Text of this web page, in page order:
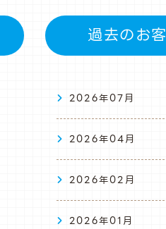
過去のお
2026年07月
2026年04月
2026年02月
2026年01月